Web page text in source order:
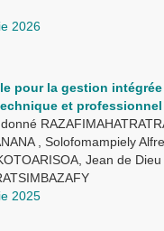
2026
pour la gestion
et
, Solofomampiely
Jean de Dieu
2025